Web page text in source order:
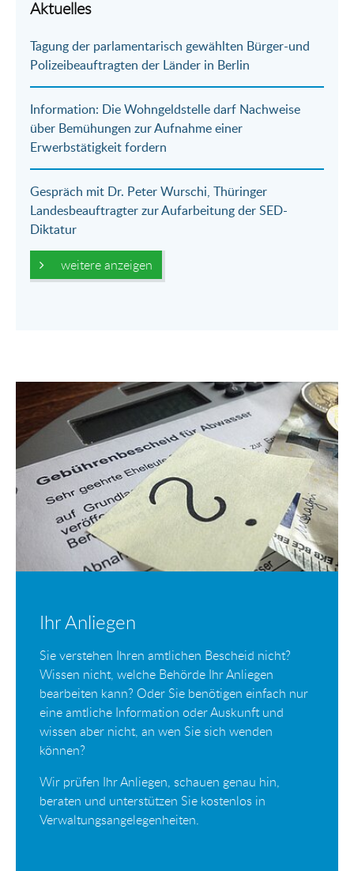
Mail
Aktuelles
Tagung der parlamentarisch gewählten Bürger-und
Polizeibeauftragten der Länder in Berlin
Information: Die Wohngeldstelle darf Nachweise
über Bemühungen zur Aufnahme einer
Erwerbstätigkeit fordern
Gespräch mit Dr. Peter Wurschi, Thüringer
Landesbeauftragter zur Aufarbeitung der SED-
Diktatur
weitere anzeigen
Ihr Anliegen
Sie verstehen Ihren amtlichen Bescheid nicht?
Wissen nicht, welche Behörde Ihr Anliegen
bearbeiten kann? Oder Sie benötigen einfach nur
eine amtliche Information oder Auskunft und
wissen aber nicht, an wen Sie sich wenden
können?
Wir prüfen Ihr Anliegen, schauen genau hin,
beraten und unterstützen Sie kostenlos in
Verwaltungsangelegenheiten.